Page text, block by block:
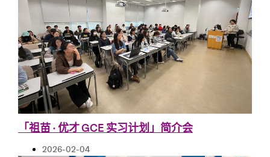
「祖苗 • 优才 GCE 实习计划」简介会
2026-02-04